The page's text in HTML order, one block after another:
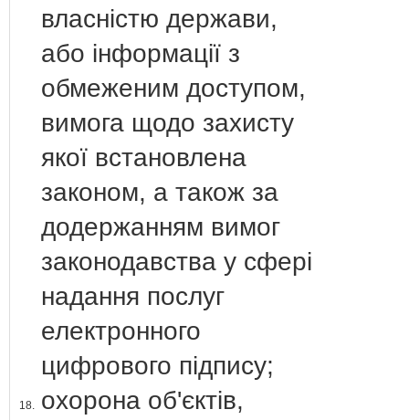
власністю держави,
або інформації з
обмеженим доступом,
вимога щодо захисту
якої встановлена
законом, а також за
додержанням вимог
законодавства у сфері
надання послуг
електронного
цифрового підпису;
18. охорона об'єктів,